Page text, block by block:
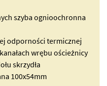
szyba ognioochronna
odporności termicznej
wrębu ościeżnicy
skrzydła
100x54mm